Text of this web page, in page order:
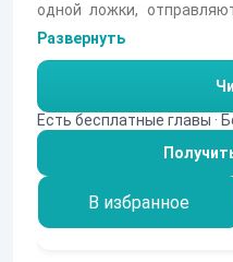
одной ложки,
именинника. Среди них —
но стойкий духом,
удивительные
прекрасная бумажная
картонного дворца, и
жестокая судьба в
коварной щуки
опасности и отваги.
Развернуть
Есть бесплатные главы ·
В избранное